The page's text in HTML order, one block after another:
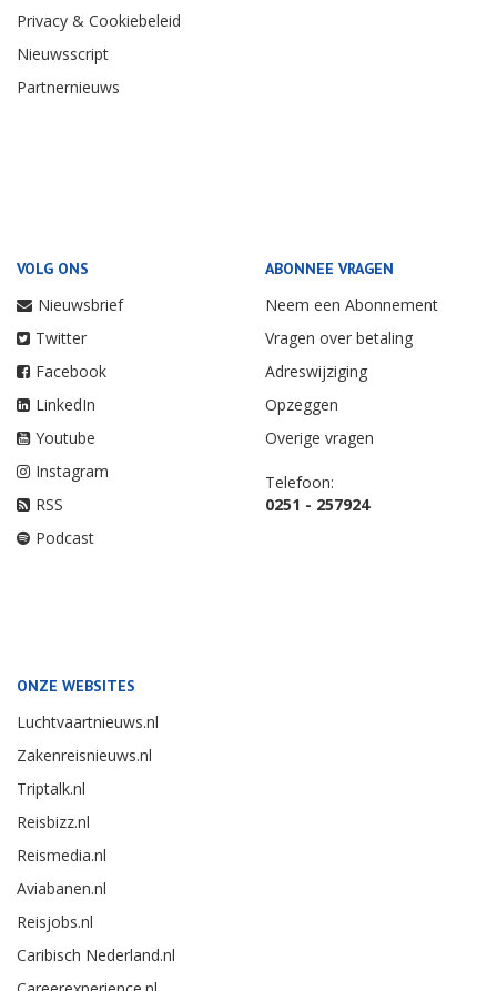
Privacy & Cookiebeleid
Nieuwsscript
Partnernieuws
VOLG ONS
Nieuwsbrief
Twitter
Facebook
LinkedIn
Youtube
Instagram
RSS
Podcast
ABONNEE VRAGEN
Neem een Abonnement
Vragen over betaling
Adreswijziging
Opzeggen
Overige vragen
Telefoon:
0251 - 257924
ONZE WEBSITES
Luchtvaartnieuws.nl
Zakenreisnieuws.nl
Triptalk.nl
Reisbizz.nl
Reismedia.nl
Aviabanen.nl
Reisjobs.nl
Caribisch Nederland.nl